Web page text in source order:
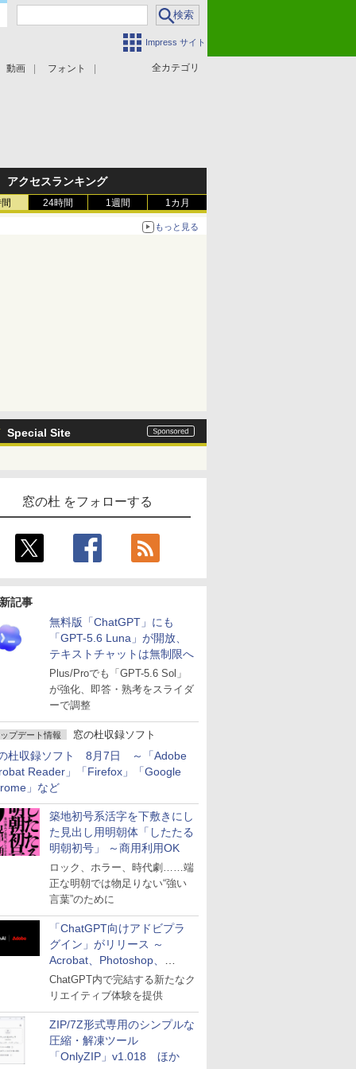
Impress サイト
全カテゴリ
動画 フォント
アクセスランキング
24時間 1週間 1カ月
もっと見る
Special Site
窓の杜 をフォローする
記事
無料版「ChatGPT」にも
「GPT-5.6 Luna」が開放、
テキストチャットは無制限へ
Plus/Proでも「GPT-5.6 Sol」
が強化、即答・熟考をスライダ
ーで調整
プデート情報 窓の杜収録ソフト
杜収録ソフト 8月7日 ～「Adobe
Reader」「Firefox」「Google
」など
築地初号系活字を下敷きにし
た見出し用明朝体「したたる
明朝初号」 ～商用利用OK
ロック、ホラー、時代劇……端
正な明朝では物足りない“強い
言葉”のために
「ChatGPT向けアドビプラ
グイン」がリリース ～
Acrobat、Photoshop、
Premiereなどの機能を1つの
プラグインに統合
ChatGPT内で完結する新たなク
リエイティブ体験を提供
ZIP/7Z形式専用のシンプルな
圧縮・解凍ツール
「OnlyZIP」v1.018 ほか